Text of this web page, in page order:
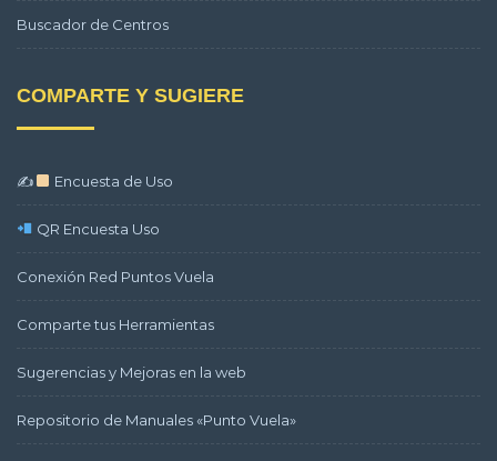
Buscador de Centros
COMPARTE Y SUGIERE
✍ Encuesta de Uso
QR Encuesta Uso
Conexión Red Puntos Vuela
Comparte tus Herramientas
Sugerencias y Mejoras en la web
Repositorio de Manuales «Punto Vuela»